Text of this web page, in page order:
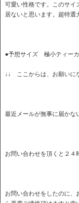
可愛い性格です。このサイ
居ないと思います。超特選
●予想サイズ 極小ティー
↓↓ ここからは、お願いに
最近メールが無事に届かな
お問い合わせを頂くと２４
お問い合わせをしたのに